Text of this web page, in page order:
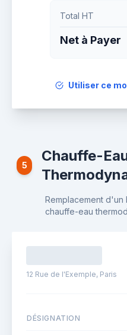
Total HT
Net à Payer
Utiliser ce
5
Chauffe-
Remplacement
chauffe-eau
12 Rue de l'Exemple, Paris
DÉSIGNATION